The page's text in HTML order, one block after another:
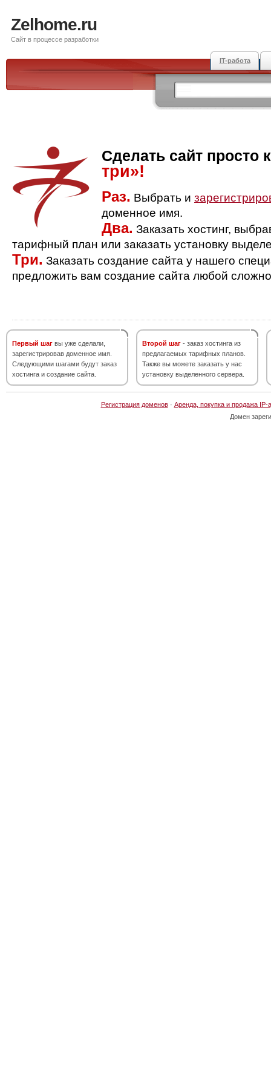
Zelhome.ru
Сайт в процессе разработки
IT-работа
Сделать сайт просто
три»!
Раз. Выбрать и
доменное имя.
Два. Заказать хостинг,
тарифный план или заказать установку
Три. Заказать создание сайта у нашего
предложить вам создание сайта любой
Первый шаг вы уже сделали,
зарегистрировав доменное имя.
Следующими шагами будут заказ
хостинга и создание сайта.
Второй шаг - заказ хостинга из
предлагаемых тарифных планов.
Также вы можете заказать у нас
установку выделенного сервера.
Регистрация доменов· Аренда, покупка и продажа IP-
Домен